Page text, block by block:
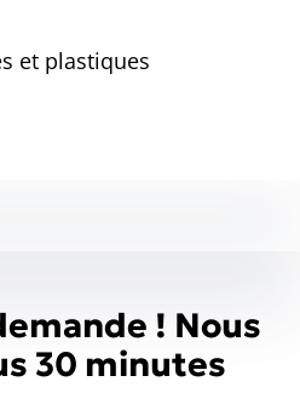
et plastiques
! Nous
30 minutes